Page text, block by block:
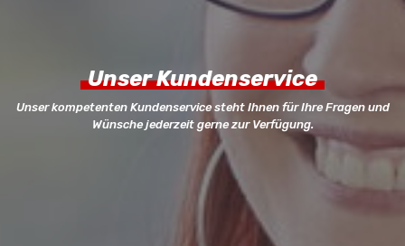
Unser Kundenservice
Unser kompetenten Kundenservice steht Ihnen für Ihre Fragen und
Wünsche jederzeit gerne zur Verfügung.